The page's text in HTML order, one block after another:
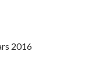
2016